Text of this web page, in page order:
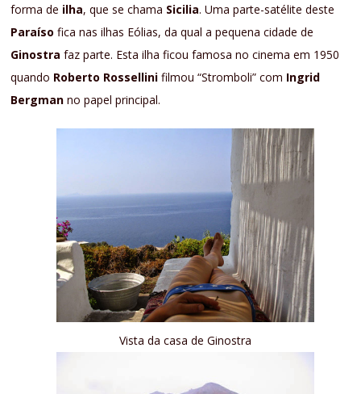
forma de ilha, que se chama Sicilia. Uma parte-satélite deste
Paraísofica nas ilhas Eólias, da qual a pequena cidade de
Ginostrafaz parte. Esta ilha ficou famosa no cinema em 1950
quando Roberto Rossellini filmou “Stromboli” com Ingrid
Bergmanno papel principal.
Vista da casa de Ginostra